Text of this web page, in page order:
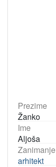
Prezime
Žanko
Ime
Aljoša
Zanimanje
arhitekt